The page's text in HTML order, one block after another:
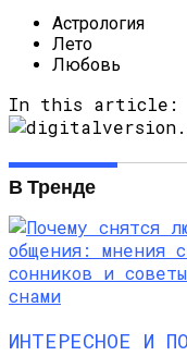
Астрология
Лето
Любовь
In this article:
В Тренде
ИНТЕРЕСНОЕ И